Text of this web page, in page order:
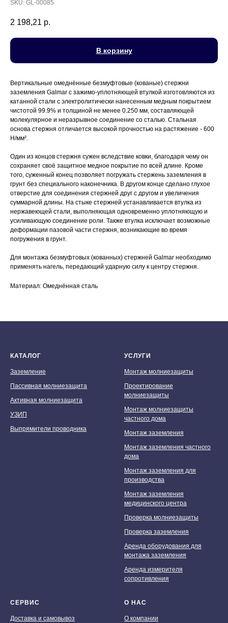
SKU: GL-00085
2 198,21 р.
В корзину
Вертикальные омеднённые безмуфтовые (кованые) стержни
заземления Galmar c зажимо-уплотняющей втулкой изготовляются из
катанной стали с электролитически нанесенным медным покрытием
чистотой 99.9% и толщиной не менее 0.250 мм, составляющей
молекулярное и неразрывное соединение со сталью. Стальная
основа стержня отличается высокой прочностью на растяжение - 600
Н/мм².
Один из концов стержня сужен вследствие ковки, благодаря чему он
сохраняет своё защитное медное покрытие по всей длине. Кроме
того, суженный конец позволяет погружать стержень заземления в
грунт без специального наконечника. В другом конце сделано глухое
отверстие для соединения стержней друг с другом и увеличения
суммарной длины. На стыке стержней устанавливается втулка из
нержавеющей стали, выполняющая одновременно уплотняющую и
усиливающую соединение роли. Также втулка исключает возможные
деформации пазовой части стержня, возникающие во время
погружения в грунт.
Для монтажа безмуфтовых (кованных) стержней Galmar необходимо
применять нагель, передающий ударную силу к центру стержня.
Материал: Омеднённая сталь
КАТАЛОГ
Заземление
Пассивная молниезащита
Активная молниезащита
УЗИП
Выпрямители проводника
УСЛУГИ
Монтаж молниезащиты
Проектирование
молниезащиты
Монтаж молниезащиты
частного дома
Монтаж заземления
Монтаж заземления частного
дома
Монтаж заземления для
производства
Монтаж заземления
медицинского центра
Проверка молниезащиты
Проверка заземления
Аренда оборудования для
монтажа заземления
Аренда измерителя
сопротивления
СЕРВИС
Доставка и самовывоз
О НАС
О компании